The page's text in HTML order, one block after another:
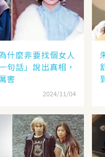
什麼非要找個女人
句話」說出真相，
害
2024/11/04